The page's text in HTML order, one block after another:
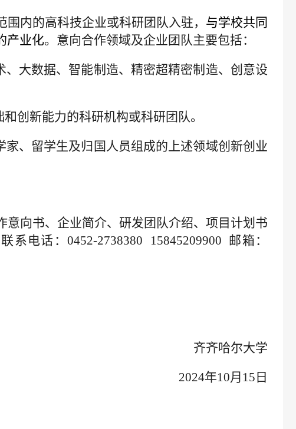
围内的高科技企业或科研团队入驻， 与学校共同
产业化。 意向合作领域及企业团队主要包括：
大数据、 智能制造、精密超精密制造、 创意设
创新能力的科研机构或科研团队。
、留学生及归国人员组成的 上述领域创新创业
向书、企业简介、研发团队介绍、项目计划书
系电话： 0452-2738380 15845209900 邮箱 ：
齐齐哈尔大学
2024年10月15日